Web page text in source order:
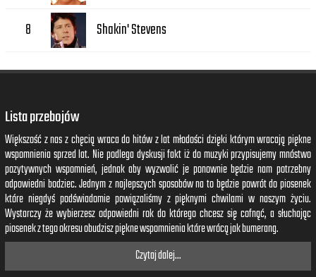
8 Shakin' Stevens
Lista przebojów
Większość z nas z chęcią wraca do hitów z lat młodości dzięki którym wracają piękne
wspomnienia sprzed lat. Nie podlega dyskusji fakt iż do muzyki przypisujemy mnóstwo
pozytywnych wspomnień, jednak aby wyzwolić je ponownie będzie nam potrzebny
odpowiedni bodziec. Jednym z najlepszych sposobów na to będzie powrót do piosenek
które niegdyś podświadomie powiązaliśmy z pięknymi chwilami w naszym życiu.
Wystarczy że wybierzesz odpowiedni rok do którego chcesz się cofnąć, a słuchając
piosenek z tego okresu obudzisz piękne wspomnienia które wrócą jak bumerang.
Czytaj dalej...